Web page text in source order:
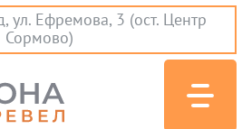
ул. Ефремова, 3 (ост. Центр
Сормово)